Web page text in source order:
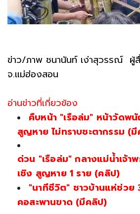
ข่าว/ภาพ ชนานันท์ เง่าสุวรรณ์ ผู้
จ.แม่ฮ่องสอน
อ่านข่าวที่เกี่ยวข้อง
คืบหน้า "เรือล่ม" หน้าวัดพ
สูญหาย ไม่ทราบชะตากรรม (
ด่วน "เรือล่ม" กลางแม่น้ำเจ้
เชิง สูญหาย 1 ราย (คลิป)
"นาทีชีวิต" ชาวบ้านแห่ช่ว
คอสะพานขาด (มีคลิป)